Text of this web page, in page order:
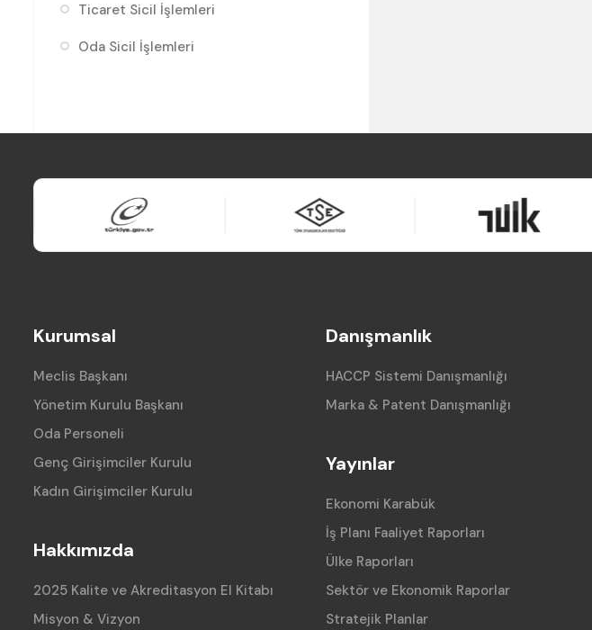
Ticaret Sicil İşlemleri
Oda Sicil İşlemleri
Kurumsal
Meclis Başkanı
Yönetim Kurulu Başkanı
Oda Personeli
Genç Girişimciler Kurulu
Kadın Girişimciler Kurulu
Hakkımızda
2025 Kalite ve Akreditasyon El Kitabı
Misyon & Vizyon
Danışmanlık
HACCP Sistemi Danışmanlığı
Marka & Patent Danışmanlığı
Yayınlar
Ekonomi Karabük
İş Planı Faaliyet Raporları
Ülke Raporları
Sektör ve Ekonomik Raporlar
Stratejik Planlar